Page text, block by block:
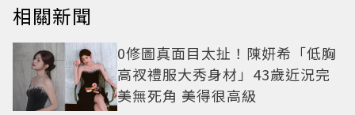
相關新聞
0修圖真面目太扯！陳妍希「低胸
高衩禮服大秀身材」43歲近況完
美無死角 美得很高級